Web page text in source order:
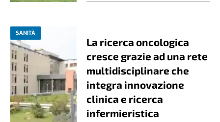
SANITÀ
La ricerca oncologica
cresce grazie ad una rete
multidisciplinare che
integra innovazione
clinica e ricerca
infermieristica